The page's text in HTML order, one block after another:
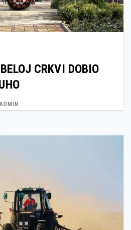
CRKVI DOBIO
ADMIN